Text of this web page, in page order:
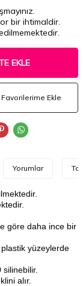
bir ihtimaldir.
EKLE
Ekle
Yorumlar
göre daha ince bir
yüzeylerde
alır.